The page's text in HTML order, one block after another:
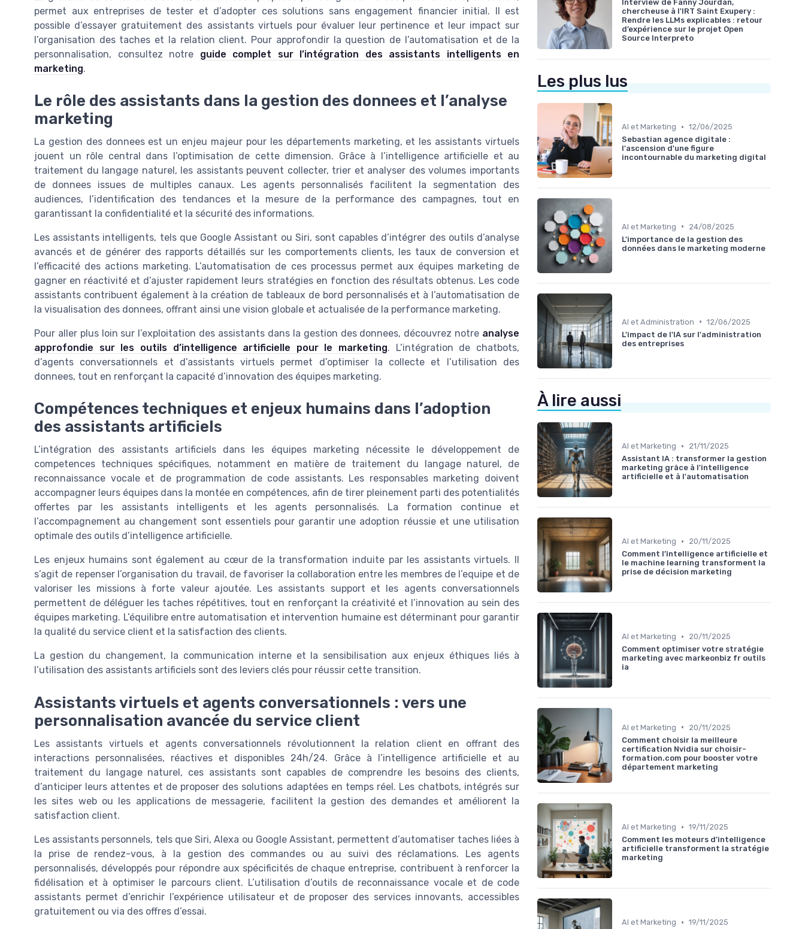
permet aux entreprises de tester et d’adopter ces solutions sans engagement financier initial. Il est
possible d’essayer gratuitement des assistants virtuels pour évaluer leur pertinence et leur impact sur
l’organisation des taches et la relation client. Pour approfondir la question de l’automatisation et de la
personnalisation, consultez notre guide complet sur l’intégration des assistants intelligents en
marketing.
Le rôle des assistants dans la gestion des donnees et l’analyse
marketing
La gestion des donnees est un enjeu majeur pour les départements marketing, et les assistants virtuels
jouent un rôle central dans l’optimisation de cette dimension. Grâce à l’intelligence artificielle et au
traitement du langage naturel, les assistants peuvent collecter, trier et analyser des volumes importants
de donnees issues de multiples canaux. Les agents personnalisés facilitent la segmentation des
audiences, l’identification des tendances et la mesure de la performance des campagnes, tout en
garantissant la confidentialité et la sécurité des informations.
Les assistants intelligents, tels que Google Assistant ou Siri, sont capables d’intégrer des outils d’analyse
avancés et de générer des rapports détaillés sur les comportements clients, les taux de conversion et
l’efficacité des actions marketing. L’automatisation de ces processus permet aux équipes marketing de
gagner en réactivité et d’ajuster rapidement leurs stratégies en fonction des résultats obtenus. Les code
assistants contribuent également à la création de tableaux de bord personnalisés et à l’automatisation de
la visualisation des donnees, offrant ainsi une vision globale et actualisée de la performance marketing.
Pour aller plus loin sur l’exploitation des assistants dans la gestion des donnees, découvrez notre analyse
approfondie sur les outils d’intelligence artificielle pour le marketing. L’intégration de chatbots,
d’agents conversationnels et d’assistants virtuels permet d’optimiser la collecte et l’utilisation des
donnees, tout en renforçant la capacité d’innovation des équipes marketing.
Compétences techniques et enjeux humains dans l’adoption
des assistants artificiels
L’intégration des assistants artificiels dans les équipes marketing nécessite le développement de
competences techniques spécifiques, notamment en matière de traitement du langage naturel, de
reconnaissance vocale et de programmation de code assistants. Les responsables marketing doivent
accompagner leurs équipes dans la montée en compétences, afin de tirer pleinement parti des potentialités
offertes par les assistants intelligents et les agents personnalisés. La formation continue et
l’accompagnement au changement sont essentiels pour garantir une adoption réussie et une utilisation
optimale des outils d’intelligence artificielle.
Les enjeux humains sont également au cœur de la transformation induite par les assistants virtuels. Il
s’agit de repenser l’organisation du travail, de favoriser la collaboration entre les membres de l’equipe et de
valoriser les missions à forte valeur ajoutée. Les assistants support et les agents conversationnels
permettent de déléguer les taches répétitives, tout en renforçant la créativité et l’innovation au sein des
équipes marketing. L’équilibre entre automatisation et intervention humaine est déterminant pour garantir
la qualité du service client et la satisfaction des clients.
La gestion du changement, la communication interne et la sensibilisation aux enjeux éthiques liés à
l’utilisation des assistants artificiels sont des leviers clés pour réussir cette transition.
Assistants virtuels et agents conversationnels : vers une
personnalisation avancée du service client
Les assistants virtuels et agents conversationnels révolutionnent la relation client en offrant des
interactions personnalisées, réactives et disponibles 24h/24. Grâce à l’intelligence artificielle et au
traitement du langage naturel, ces assistants sont capables de comprendre les besoins des clients,
d’anticiper leurs attentes et de proposer des solutions adaptées en temps réel. Les chatbots, intégrés sur
les sites web ou les applications de messagerie, facilitent la gestion des demandes et améliorent la
satisfaction client.
Les assistants personnels, tels que Siri, Alexa ou Google Assistant, permettent d’automatiser taches liées à
la prise de rendez-vous, à la gestion des commandes ou au suivi des réclamations. Les agents
personnalisés, développés pour répondre aux spécificités de chaque entreprise, contribuent à renforcer la
fidélisation et à optimiser le parcours client. L’utilisation d’outils de reconnaissance vocale et de code
assistants permet d’enrichir l’expérience utilisateur et de proposer des services innovants, accessibles
gratuitement ou via des offres d’essai.
Interview de Fanny Jourdan,
chercheuse à l'IRT Saint Exupery :
Rendre les LLMs explicables : retour
d’expérience sur le projet Open
Source Interpreto
Les plus lus
AI et Marketing • 12/06/2025
Sebastian agence digitale :
l'ascension d'une figure
incontournable du marketing digital
AI et Marketing •
24/08/2025
L'importance de la gestion des
données dans le marketing moderne
AI et Administration • 12/06/2025
L'impact de l'IA sur l'administration
des entreprises
À lire aussi
AI et Marketing •
21/11/2025
Assistant IA : transformer la gestion
marketing grâce à l'intelligence
artificielle et à l'automatisation
AI et Marketing •
20/11/2025
Comment l’intelligence artificielle et
le machine learning transforment la
prise de décision marketing
AI et Marketing •
20/11/2025
Comment optimiser votre stratégie
marketing avec markeonbiz fr outils
ia
AI et Marketing •
20/11/2025
Comment choisir la meilleure
certification Nvidia sur choisir-
formation.com pour booster votre
département marketing
AI et Marketing • 19/11/2025
Comment les moteurs d’intelligence
artificielle transforment la stratégie
marketing
AI et Marketing • 19/11/2025